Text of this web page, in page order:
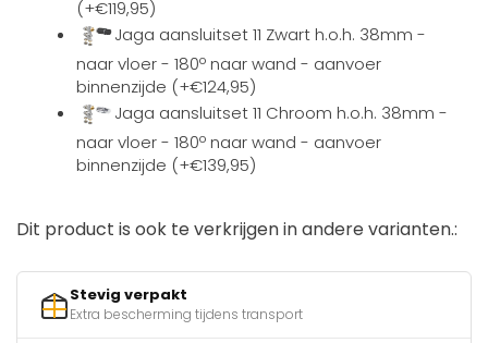
(+€119,95)
Jaga aansluitset 11 Zwart h.o.h. 38mm -
naar vloer - 180º naar wand - aanvoer
binnenzijde (+€124,95)
Jaga aansluitset 11 Chroom h.o.h. 38mm -
naar vloer - 180º naar wand - aanvoer
binnenzijde (+€139,95)
Dit product is ook te verkrijgen in andere varianten.:
Stevig verpakt
Extra bescherming tijdens transport